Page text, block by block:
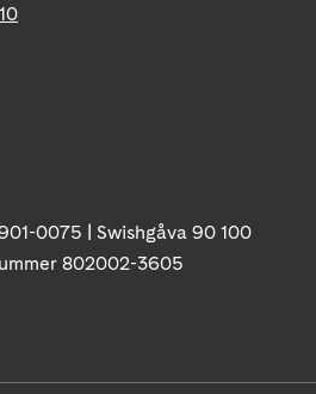
0075 | Swishgåva 90 100
802002-3605